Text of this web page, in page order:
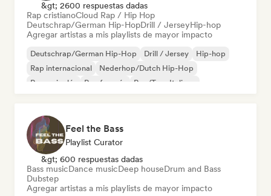
&gt; 2600 respuestas dadas
Rap cristianoCloud Rap / Hip Hop
Deutschrap/German Hip-HopDrill / JerseyHip-hop
Agregar artistas a mis playlists de mayor impacto
Deutschrap/German Hip-Hop Drill / Jersey
Hip-hop
Rap internacional
Nederhop/Dutch Hip-Hop
Rap en inglés
Rap francés Rap/Trap Italiano
Feel the Bass
Playlist Curator
&gt; 600 respuestas dadas
Bass musicDance musicDeep houseDrum and Bass
Dubstep
Agregar artistas a mis playlists de mayor impacto